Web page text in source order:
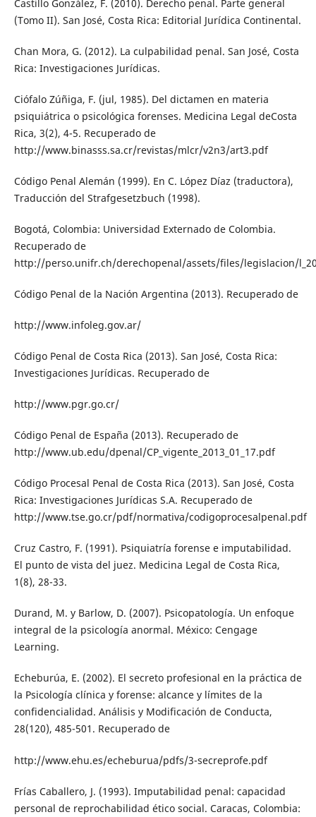
Castillo González, F. (2010). Derecho penal. Parte general
(Tomo II). San José, Costa Rica: Editorial Jurídica Continental.
Chan Mora, G. (2012). La culpabilidad penal. San José, Costa
Rica: Investigaciones Jurídicas.
Ciófalo Zúñiga, F. (jul, 1985). Del dictamen en materia
psiquiátrica o psicológica forenses. Medicina Legal deCosta
Rica, 3(2), 4-5. Recuperado de
http://www.binasss.sa.cr/revistas/mlcr/v2n3/art3.pdf
Código Penal Alemán (1999). En C. López Díaz (traductora),
Traducción del Strafgesetzbuch (1998).
Bogotá, Colombia: Universidad Externado de Colombia.
Recuperado de
http://perso.unifr.ch/derechopenal/assets/files/legislacion/
Código Penal de la Nación Argentina (2013). Recuperado de
http://www.infoleg.gov.ar/
Código Penal de Costa Rica (2013). San José, Costa Rica:
Investigaciones Jurídicas. Recuperado de
http://www.pgr.go.cr/
Código Penal de España (2013). Recuperado de
http://www.ub.edu/dpenal/CP_vigente_2013_01_17.pdf
Código Procesal Penal de Costa Rica (2013). San José, Costa
Rica: Investigaciones Jurídicas S.A. Recuperado de
http://www.tse.go.cr/pdf/normativa/codigoprocesalpenal.pdf
Cruz Castro, F. (1991). Psiquiatría forense e imputabilidad.
El punto de vista del juez. Medicina Legal de Costa Rica,
1(8), 28-33.
Durand, M. y Barlow, D. (2007). Psicopatología. Un enfoque
integral de la psicología anormal. México: Cengage
Learning.
Echeburúa, E. (2002). El secreto profesional en la práctica de
la Psicología clínica y forense: alcance y límites de la
confidencialidad. Análisis y Modificación de Conducta,
28(120), 485-501. Recuperado de
http://www.ehu.es/echeburua/pdfs/3-secreprofe.pdf
Frías Caballero, J. (1993). Imputabilidad penal: capacidad
personal de reprochabilidad ético social. Caracas, Colombia: